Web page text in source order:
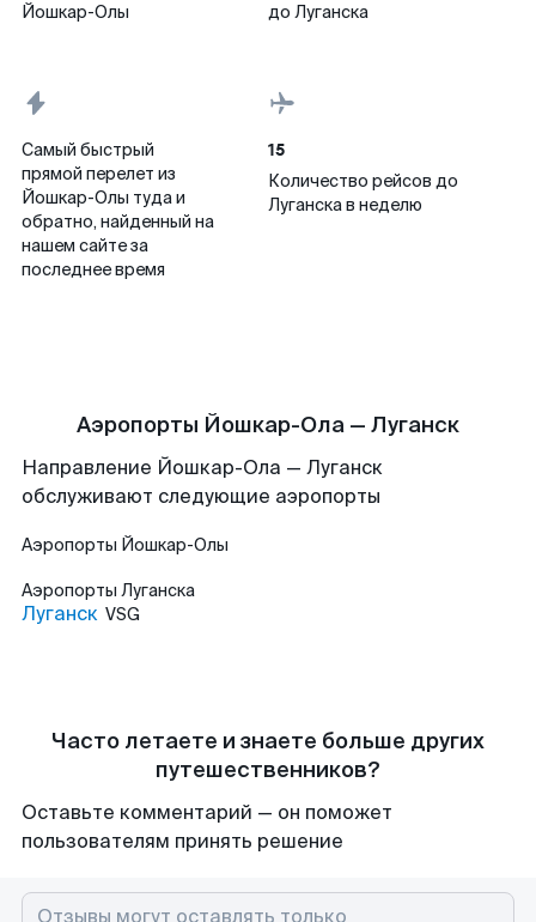
Йошкар-Олы
до Луганска
Самый быстрый
прямой перелет из
Йошкар-Олы туда и
обратно, найденный на
нашем сайте за
последнее время
15
Количество рейсов до
Луганска в неделю
Аэропорты Йошкар-Ола — Луганск
Направление Йошкар-Ола — Луганск
обслуживают следующие аэропорты
Аэропорты Йошкар-Олы
Аэропорты Луганска
Луганск VSG
Часто летаете и знаете больше других
путешественников?
Оставьте комментарий — он поможет
пользователям принять решение